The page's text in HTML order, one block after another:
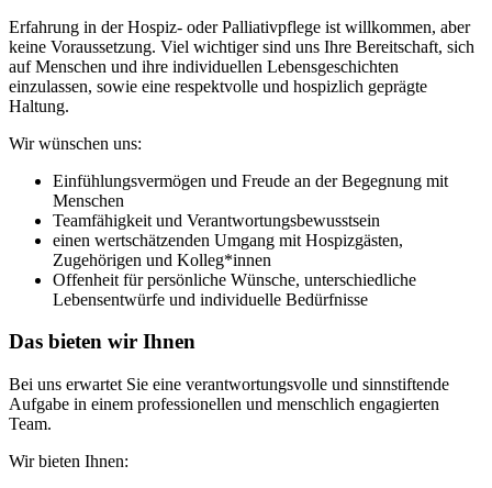
Erfahrung in der Hospiz- oder Palliativpflege ist willkommen, aber
keine Voraussetzung. Viel wichtiger sind uns Ihre Bereitschaft, sich
auf Menschen und ihre individuellen Lebensgeschichten
einzulassen, sowie eine respektvolle und hospizlich geprägte
Haltung.
Wir wünschen uns:
Einfühlungsvermögen und Freude an der Begegnung mit
Menschen
Teamfähigkeit und Verantwortungsbewusstsein
einen wertschätzenden Umgang mit Hospizgästen,
Zugehörigen und Kolleg*innen
Offenheit für persönliche Wünsche, unterschiedliche
Lebensentwürfe und individuelle Bedürfnisse
Das bieten wir Ihnen
Bei uns erwartet Sie eine verantwortungsvolle und sinnstiftende
Aufgabe in einem professionellen und menschlich engagierten
Team.
Wir bieten Ihnen: